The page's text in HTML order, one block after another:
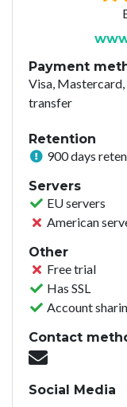
Payment
Visa,
transfer
Retention
900 days
Servers
EU servers
American
Other
Free trial
Has SSL
Account
Contact
Social Media